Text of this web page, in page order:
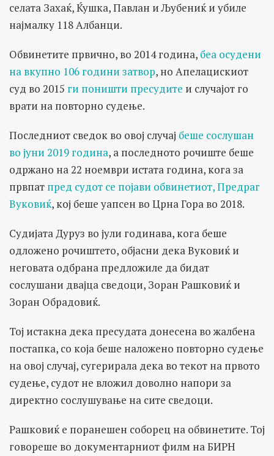
селата Захаќ, Ќушка, Павлан и Љубениќ и убиле
најмалку 118 Албанци.
Обвинетите првично, во 2014 година, беа осудени
на вкупно 106 години затвор, но Апелацискиот
суд во 2015 ги поништи пресудите и случајот го
врати на повторно судење.
Последниот сведок во овој случај беше сослушан
во јуни 2019 година, а последното рочиште беше
одржано на 22 ноември истата година, кога за
првпат пред судот се појави обвинетиот, Предраг
Вуковиќ, кој беше уапсен во Црна Гора во 2018.
Судијата Дуруз во јули годинава, кога беше
одложено рочиштето, објасни дека Вуковиќ и
неговата одбрана предложиле да бидат
сослушани двајца сведоци, Зоран Рашковиќ и
Зоран Обрадовиќ.
Тој истакна дека пресудата донесена во жалбена
постапка, со која беше наложено повторно судење
на овој случај, сугерирала дека во текот на првото
судење, судот не вложил доволно напори за
директно сослушување на сите сведоци.
Рашковиќ е поранешен соборец на обвинетите. Тој
говореше во документарниот филм на БИРН